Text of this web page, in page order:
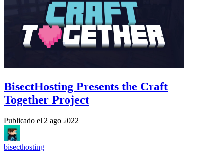
BisectHosting Presents the Craft
Together Project
Publicado el 2 ago 2022
bisecthosting